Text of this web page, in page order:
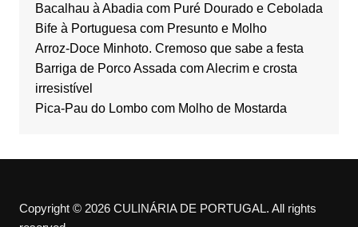
Bacalhau à Abadia com Puré Dourado e Cebolada
Bife à Portuguesa com Presunto e Molho
Arroz-Doce Minhoto. Cremoso que sabe a festa
Barriga de Porco Assada com Alecrim e crosta
irresistível
Pica-Pau do Lombo com Molho de Mostarda
Copyright © 2026 CULINÁRIA DE PORTUGAL. All rights